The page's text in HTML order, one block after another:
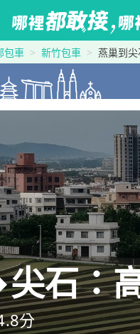
包車 新竹包車 燕巢到尖
石：
分